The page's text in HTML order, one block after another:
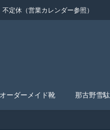
定休（営業カレンダー参照）
オーダーメイド靴 那古野雪駄